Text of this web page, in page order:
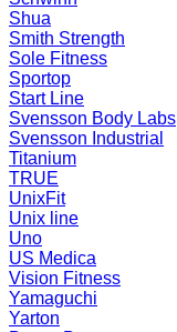
Shua
Smith Strength
Sole Fitness
Sportop
Start Line
Svensson Body Labs
Svensson Industrial
Titanium
TRUE
UnixFit
Unix line
Uno
US Medica
Vision Fitness
Yamaguchi
Yarton